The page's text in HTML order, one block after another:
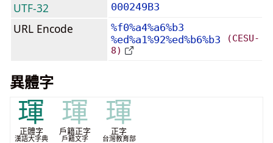
UTF-32 000249B3
URL Encode
%f0%a4%a6%b3
%ed%a1%92%ed%b6%b3
(CESU-
8)
異體字
琿
正體字
漢語大字典
琿
戶籍正字
戶籍文字
琿
正字
台灣教育部